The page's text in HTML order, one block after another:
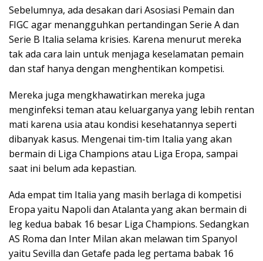
Sebelumnya, ada desakan dari Asosiasi Pemain dan
FIGC agar menangguhkan pertandingan Serie A dan
Serie B Italia selama krisies. Karena menurut mereka
tak ada cara lain untuk menjaga keselamatan pemain
dan staf hanya dengan menghentikan kompetisi.
Mereka juga mengkhawatirkan mereka juga
menginfeksi teman atau keluarganya yang lebih rentan
mati karena usia atau kondisi kesehatannya seperti
dibanyak kasus. Mengenai tim-tim Italia yang akan
bermain di Liga Champions atau Liga Eropa, sampai
saat ini belum ada kepastian.
Ada empat tim Italia yang masih berlaga di kompetisi
Eropa yaitu Napoli dan Atalanta yang akan bermain di
leg kedua babak 16 besar Liga Champions. Sedangkan
AS Roma dan Inter Milan akan melawan tim Spanyol
yaitu Sevilla dan Getafe pada leg pertama babak 16